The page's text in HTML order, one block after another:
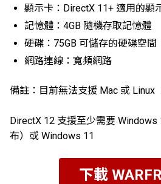
顯示卡：DirectX 11+ 適用的顯
記憶體：4GB 隨機存取記憶體
硬碟：75GB 可儲存的硬碟空間
網路連線：寬頻網路
備註：目前無法支援 Mac 或 Linux
DirectX 12 支援至少需要
布）或 Windows 11
下載